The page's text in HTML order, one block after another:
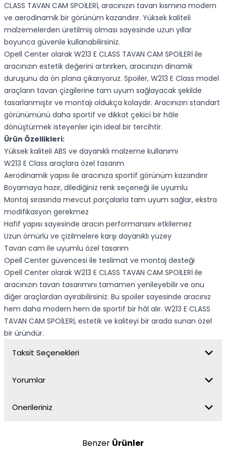
CLASS TAVAN CAM SPOİLERİ, aracınızın tavan kısmına modern
ve aerodinamik bir görünüm kazandırır. Yüksek kaliteli
malzemelerden üretilmiş olması sayesinde uzun yıllar
boyunca güvenle kullanabilirsiniz.
Opell Center olarak W213 E CLASS TAVAN CAM SPOİLERİ ile
aracınızın estetik değerini artırırken, aracınızın dinamik
duruşunu da ön plana çıkarıyoruz. Spoiler, W213 E Class model
araçların tavan çizgilerine tam uyum sağlayacak şekilde
tasarlanmıştır ve montajı oldukça kolaydır. Aracınızın standart
görünümünü daha sportif ve dikkat çekici bir hâle
dönüştürmek isteyenler için ideal bir tercihtir.
Ürün Özellikleri:
Yüksek kaliteli ABS ve dayanıklı malzeme kullanımı
W213 E Class araçlara özel tasarım
Aerodinamik yapısı ile aracınıza sportif görünüm kazandırır
Boyamaya hazır, dilediğiniz renk seçeneği ile uyumlu
Montaj sırasında mevcut parçalarla tam uyum sağlar, ekstra
modifikasyon gerekmez
Hafif yapısı sayesinde aracın performansını etkilemez
Uzun ömürlü ve çizilmelere karşı dayanıklı yüzey
Tavan cam ile uyumlu özel tasarım
Opell Center güvencesi ile teslimat ve montaj desteği
Opell Center olarak W213 E CLASS TAVAN CAM SPOİLERİ ile
aracınızın tavan tasarımını tamamen yenileyebilir ve onu
diğer araçlardan ayırabilirsiniz. Bu spoiler sayesinde aracınız
hem daha modern hem de sportif bir hâl alır. W213 E CLASS
TAVAN CAM SPOİLERİ, estetik ve kaliteyi bir arada sunan özel
bir üründür.
Taksit Seçenekleri
Yorumlar
Önerileriniz
Benzer Ürünler